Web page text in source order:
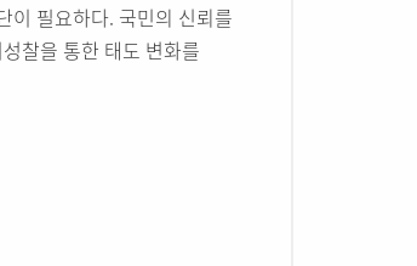
이 필요하다. 국민의 신뢰를
찰을 통한 태도 변화를